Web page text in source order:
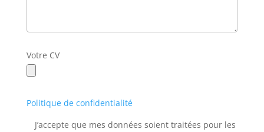
Votre CV
Politique de confidentialité
J’accepte que mes données soient traitées pour les